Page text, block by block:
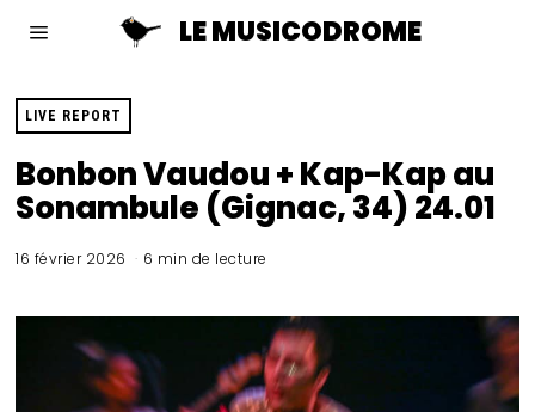
LE MUSICODROME
LIVE REPORT
Bonbon Vaudou + Kap-Kap au
Sonambule (Gignac, 34) 24.01
16 février 2026 6 min de lecture